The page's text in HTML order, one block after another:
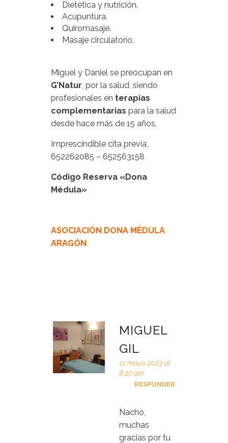
Dietética y nutrición.
Acupuntura.
Quiromasaje.
Masaje circulatorio.
Miguel y Daniel se preocupan en
G’Natur , por la salud, siendo
profesionales en terapias
complementarias para la salud
desde hace más de 15 años.
Imprescindible cita previa.
652262085 – 652563158
Código Reserva «Dona
Médula»
ASOCIACIÓN DONA MÉDULA
ARAGÓN
MIGUEL
GIL
12 mayo, 2023 at
8:20 am
RESPONDER
Nacho,
muchas
gracias por tu